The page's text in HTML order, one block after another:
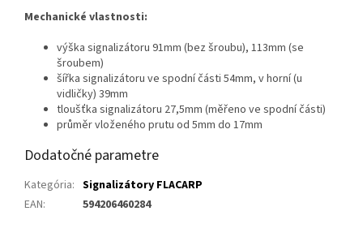
Mechanické vlastnosti:
výška signalizátoru 91mm (bez šroubu), 113mm (se
šroubem)
šířka signalizátoru ve spodní části 54mm, v horní (u
vidličky) 39mm
tloušťka signalizátoru 27,5mm (měřeno ve spodní části)
průměr vloženého prutu od 5mm do 17mm
Dodatočné parametre
Kategória: Signalizátory FLACARP
EAN: 594206460284